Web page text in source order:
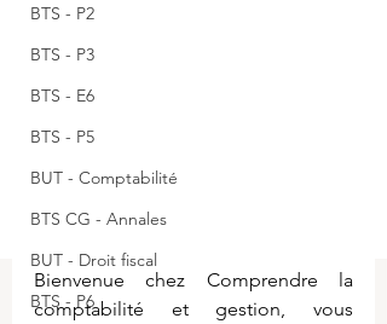
BTS - P2
BTS - P3
BTS - E6
BTS - P5
BUT - Comptabilité
BTS CG - Annales
BUT - Droit fiscal
BTS - P6
Bienvenue chez Comprendre la
comptabilité et gestion, vous